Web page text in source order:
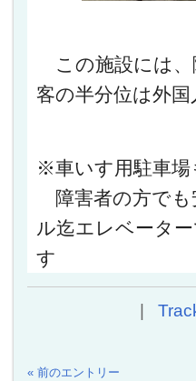
この施設には、
客の半分位は外国
※車いす用駐車場
障害者の方でも
ル迄エレベータ
す
« 前のエントリー